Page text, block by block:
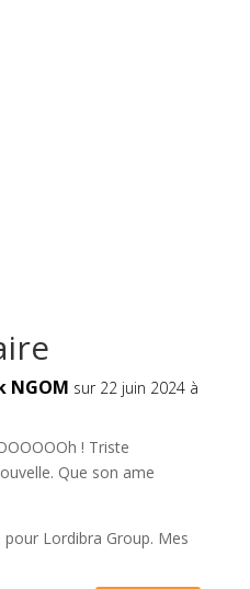
NGOM sur 22 juin 2024 à
! Triste
Que son ame
Lordibra Group. Mes